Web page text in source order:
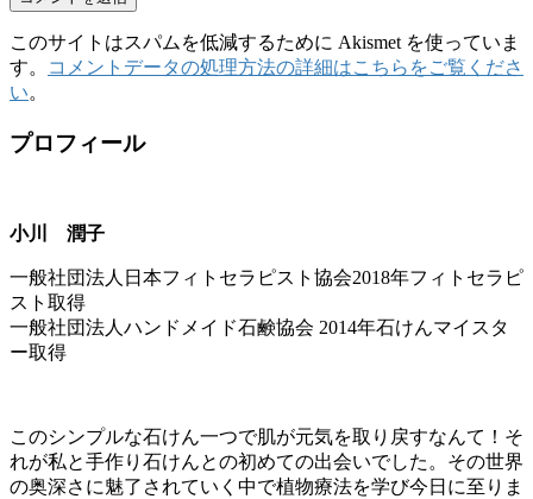
このサイトはスパムを低減するために Akismet を使っていま
す。
コメントデータの処理方法の詳細はこちらをご覧くださ
い。
プロフィール
小川 潤子
一般社団法人日本フィトセラピスト協会2018年フィトセラピ
スト取得
一般社団法人ハンドメイド石鹸協会 2014年石けんマイスタ
ー取得
このシンプルな石けん一つで肌が元気を取り戻すなんて！そ
れが私と手作り石けんとの初めての出会いでした。その世界
の奥深さに魅了されていく中で植物療法を学び今日に至りま